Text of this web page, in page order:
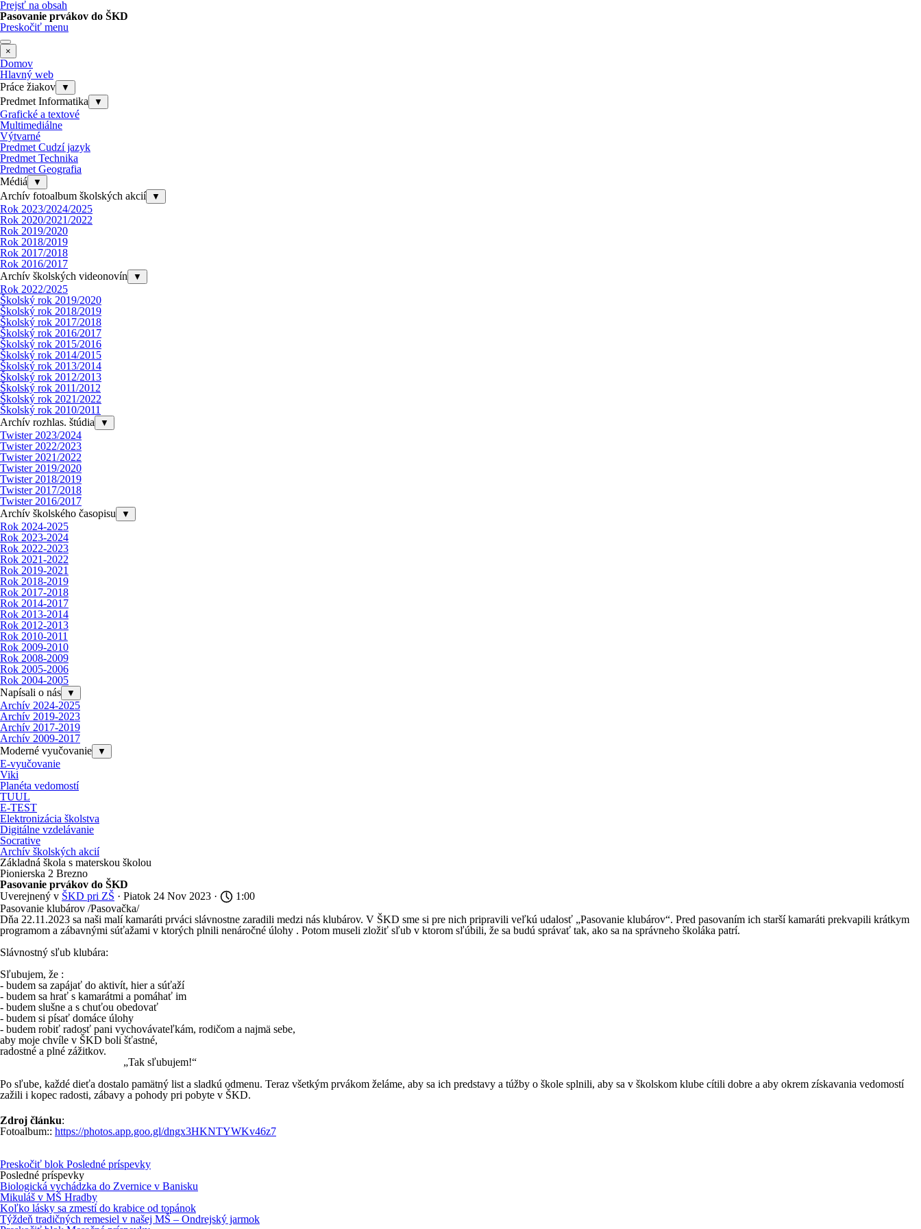
Prejsť na obsah
Pasovanie prvákov do ŠKD
Preskočiť menu
×
Domov
Hlavný web
Práce žiakov
▼
Predmet Informatika ▼
Grafické a textové
Multimediálne
Výtvarné
Predmet Cudzí jazyk
Predmet Technika
Predmet Geografia
Médiá
▼
Archív fotoalbum školských akcií ▼
Rok 2023/2024/2025
Rok 2020/2021/2022
Rok 2019/2020
Rok 2018/2019
Rok 2017/2018
Rok 2016/2017
Archív školských videonovín
▼
Rok 2022/2025
Školský rok 2019/2020
Školský rok 2018/2019
Školský rok 2017/2018
Školský rok 2016/2017
Školský rok 2015/2016
Školský rok 2014/2015
Školský rok 2013/2014
Školský rok 2012/2013
Školský rok 2011/2012
Školský rok 2021/2022
Školský rok 2010/2011
Archív rozhlas. štúdia
▼
Twister 2023/2024
Twister 2022/2023
Twister 2021/2022
Twister 2019/2020
Twister 2018/2019
Twister 2017/2018
Twister 2016/2017
Archív školského časopisu
▼
Rok 2024-2025
Rok 2023-2024
Rok 2022-2023
Rok 2021-2022
Rok 2019-2021
Rok 2018-2019
Rok 2017-2018
Rok 2014-2017
Rok 2013-2014
Rok 2012-2013
Rok 2010-2011
Rok 2009-2010
Rok 2008-2009
Rok 2005-2006
Rok 2004-2005
Napísali o nás
▼
Archív 2024-2025
Archív 2019-2023
Archív 2017-2019
Archív 2009-2017
Moderné vyučovanie
▼
E-vyučovanie
Viki
Planéta vedomostí
TUUL
E-TEST
Elektronizácia školstva
Digitálne vzdelávanie
Socrative
Archív školských akcií
Základná škola s materskou školou
Pionierska 2 Brezno
Pasovanie prvákov do ŠKD
Uverejnený v ŠKD pri ZŠ · Piatok 24 Nov 2023 ·
1:00
Pasovanie klubárov /Pasovačka/
Dňa 22.11.2023 sa naši malí kamaráti prváci slávnostne zaradili medzi nás klubárov. V ŠKD sme si pre nich pripravili veľkú udalosť „Pasovanie klubárov“. Pred pasovaním ich starší kamaráti prekvapili krátkym
programom a zábavnými súťažami v ktorých plnili nenáročné úlohy . Potom museli zložiť sľub v ktorom sľúbili, že sa budú správať tak, ako sa na správneho školáka patrí.
Slávnostný sľub klubára:
Sľubujem, že :
- budem sa zapájať do aktivít, hiera súťaží
- budem sa hrať s kamarátmi a pomáhať im
- budem slušne a s chuťou obedovať
- budem si písať domáce úlohy
- budem robiť radosť pani vychovávateľkám, rodičom a najmä sebe,
aby moje chvíle v ŠKD boli šťastné,
radostné a plné zážitkov.
„Tak sľubujem!“
Po sľube, každé dieťa dostalo pamätný list a sladkú odmenu. Teraz všetkým prvákom želáme, aby sa ich predstavy a túžby o škole splnili, aby sa v školskom klube cítili dobre a aby okrem získavania vedomostí
zažili i kopec radosti, zábavy a pohody pri pobyte v ŠKD.
Zdroj článku:
Fotoalbum:: https://photos.app.goo.gl/dngx3HKNTYWKv46z7
Preskočiť blok Posledné príspevky
Posledné príspevky
Biologická vychádzka do Zvernice v Banisku
Mikuláš v MŠ Hradby
Koľko lásky sa zmestí do krabice od topánok
Týždeň tradičných remesiel v našej MŠ – Ondrejský jarmok